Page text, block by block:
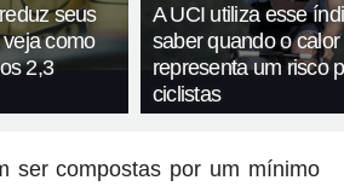
seus
como
2,3
A UCI utiliza esse
saber quando o calor
representa um risco
ciclistas
ser compostas por um mínimo